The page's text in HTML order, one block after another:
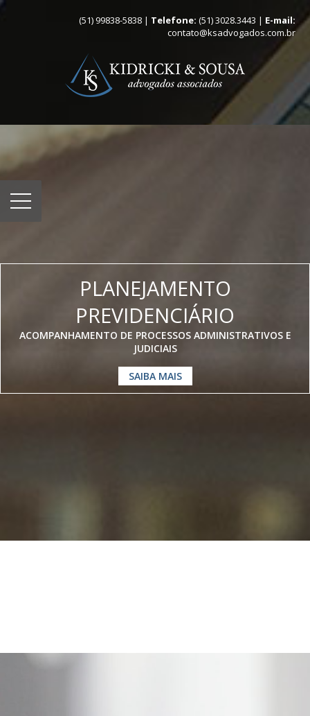
(51) 99838-5838 | Telefone: (51) 3028.3443 | E-mail:
contato@ksadvogados.com.br
PLANEJAMENTO
PREVIDENCIÁRIO
ACOMPANHAMENTO DE PROCESSOS ADMINISTRATIVOS E
JUDICIAIS
SAIBA MAIS